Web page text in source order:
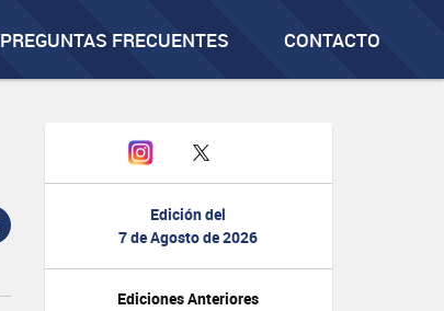
PREGUNTAS FRECUENTES CONTACTO
Edición del
7 de Agosto de 2026
Ediciones Anteriores